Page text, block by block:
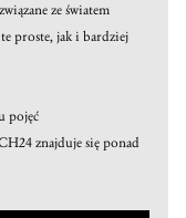
ze światem
proste, jak i bardziej
pojęć
znajduje się ponad